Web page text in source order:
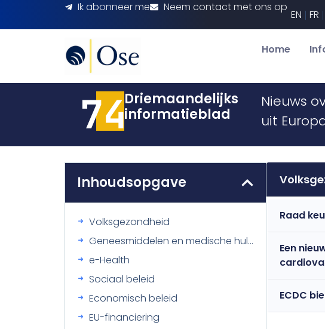
Ik abonneer me Neem contact met ons op
EN FR
Home
74Driemaandelijks
informatieblad
Nieuws
uit
Raad
Een
ECDC
Inhoudsopgave
Volksgezondheid
Geneesmiddelen en medische hulpmiddelen
e-Health
Sociaal beleid
Economisch beleid
EU-financiering